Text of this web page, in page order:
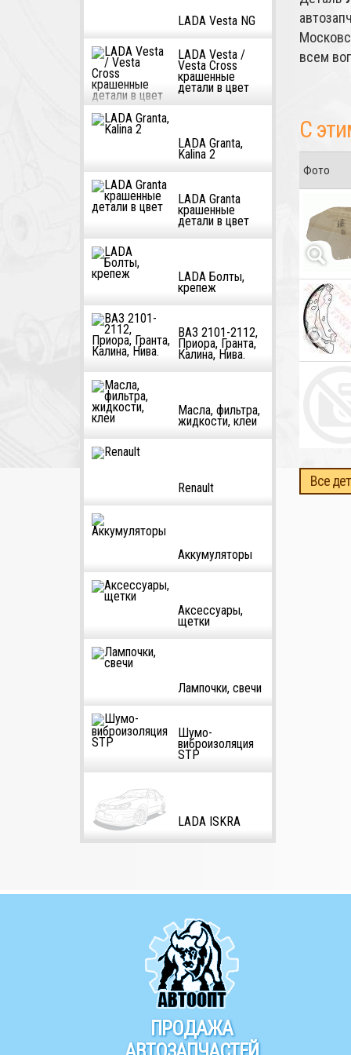
LADA Vesta NG
LADA Vesta /
Vesta Cross
крашенные
детали в цвет
LADA Granta,
Kalina 2
LADA Granta
крашенные
детали в цвет
LADA Болты,
крепеж
ВАЗ 2101-2112,
Приора, Гранта,
Калина, Нива.
Масла, фильтра,
жидкости, клеи
Renault
Аккумуляторы
Аксессуары,
щетки
Лампочки, свечи
Шумо-
виброизоляция
STP
LADA ISKRA
всем
С
Фото
Все
ПРОДАЖА